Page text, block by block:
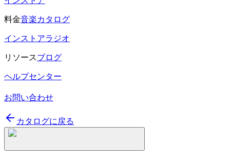
料金音楽カタログ
インストアラジオ
リソースブログ
ヘルプセンター
お問い合わせ
カタログに戻る